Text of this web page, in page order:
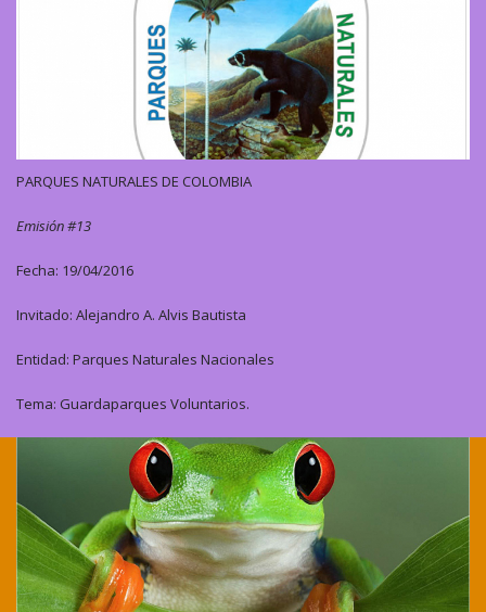
PARQUES NATURALES DE COLOMBIA
Emisión #13
Fecha: 19/04/2016
Invitado: Alejandro A. Alvis Bautista
Entidad: Parques Naturales Nacionales
Tema: Guardaparques Voluntarios.